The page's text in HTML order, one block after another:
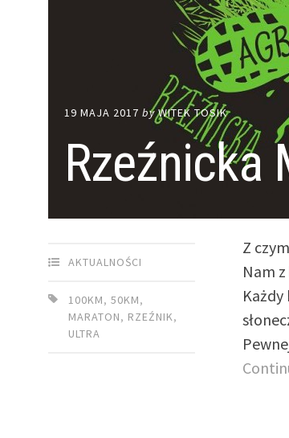
19 MAJA 2017 byWITEK TOSIK
Rzeźnicka
AKTUALNOŚCI
100KM,50KM,
MARATON, RZEŹNIK,
ULTRA
Z
Nam